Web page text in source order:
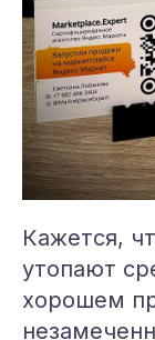
Кажется,
утопают
хорошем